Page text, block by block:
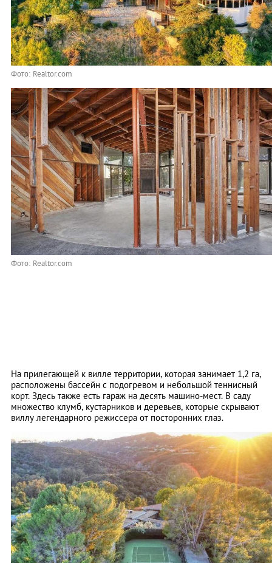
Фото: Realtor.com
Фото: Realtor.com
На прилегающей к вилле территории, которая занимает 1,2 га,
расположены бассейн с подогревом и небольшой теннисный
корт. Здесь также есть гараж на десять машино-мест. В саду
множество клумб, кустарников и деревьев, которые скрывают
виллу легендарного режиссера от посторонних глаз.